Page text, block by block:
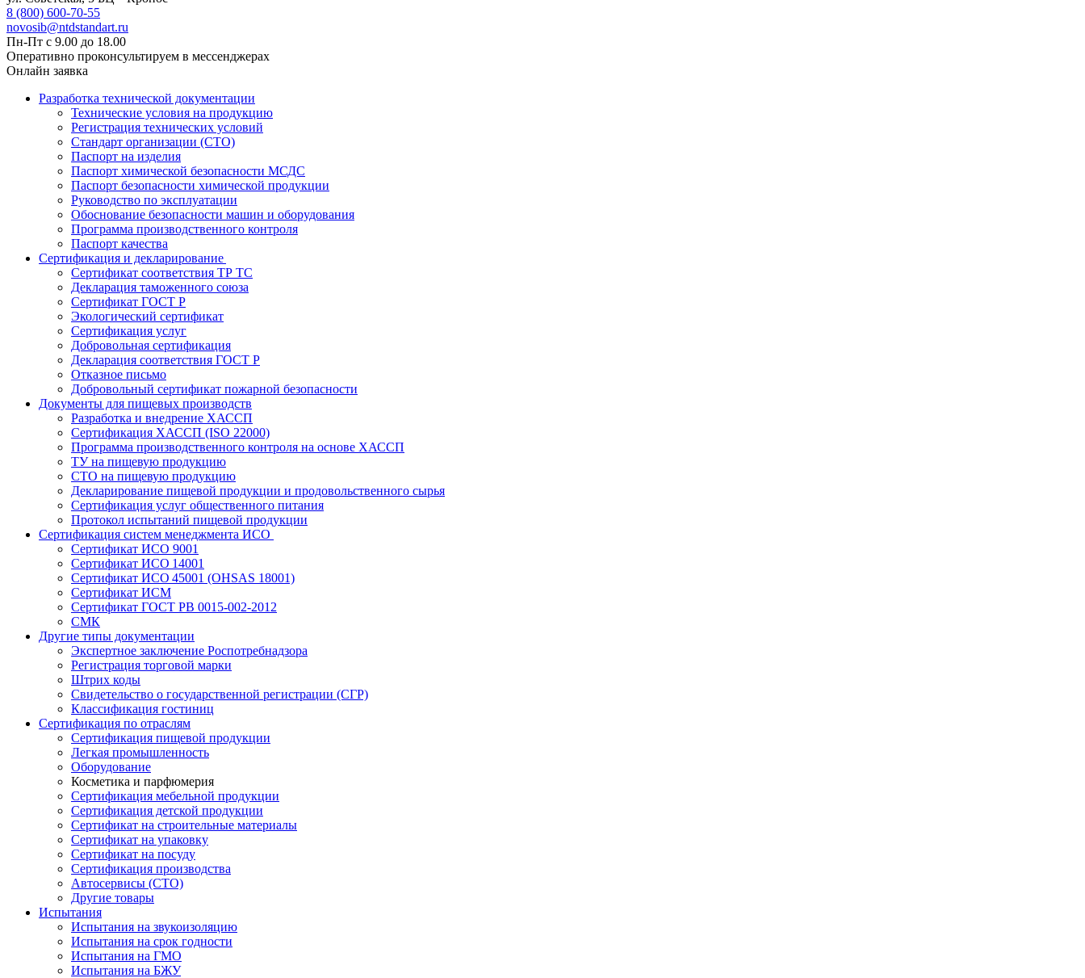
8 (800) 600-70-55
novosib@ntdstandart.ru
Пн-Пт с 9.00 до 18.00
Оперативно проконсультируем в мессенджерах
Онлайн заявка
Разработка технической документации
Технические условия на продукцию
Регистрация технических условий
Стандарт организации (СТО)
Паспорт на изделия
Паспорт химической безопасности МСДС
Паспорт безопасности химической продукции
Руководство по эксплуатации
Обоснование безопасности машин и оборудования
Программа производственного контроля
Паспорт качества
Сертификация и декларирование
Сертификат соответствия ТР ТС
Декларация таможенного союза
Сертификат ГОСТ Р
Экологический сертификат
Сертификация услуг
Добровольная сертификация
Декларация соответствия ГОСТ Р
Отказное письмо
Добровольный сертификат пожарной безопасности
Документы для пищевых производств
Разработка и внедрение ХАССП
Сертификация ХАССП (ISO 22000)
Программа производственного контроля на основе ХАССП
ТУ на пищевую продукцию
СТО на пищевую продукцию
Декларирование пищевой продукции и продовольственного сырья
Сертификация услуг общественного питания
Протокол испытаний пищевой продукции
Сертификация систем менеджмента ИСО
Сертификат ИСО 9001
Сертификат ИСО 14001
Сертификат ИСО 45001 (OHSAS 18001)
Сертификат ИСМ
Сертификат ГОСТ РВ 0015-002-2012
СМК
Другие типы документации
Экспертное заключение Роспотребнадзора
Регистрация торговой марки
Штрих коды
Свидетельство о государственной регистрации (СГР)
Классификация гостиниц
Сертификация по отраслям
Сертификация пищевой продукции
Легкая промышленность
Оборудование
Косметика и парфюмерия
Сертификация мебельной продукции
Сертификация детской продукции
Сертификат на строительные материалы
Сертификат на упаковку
Сертификат на посуду
Сертификация производства
Автосервисы (СТО)
Другие товары
Испытания
Испытания на звукоизоляцию
Испытания на срок годности
Испытания на ГМО
Испытания на БЖУ